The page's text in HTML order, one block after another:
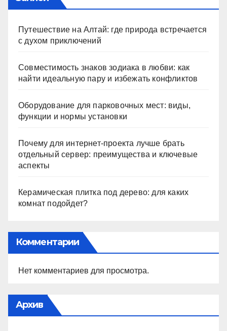
Путешествие на Алтай: где природа встречается
с духом приключений
Совместимость знаков зодиака в любви: как
найти идеальную пару и избежать конфликтов
Оборудование для парковочных мест: виды,
функции и нормы установки
Почему для интернет-проекта лучше брать
отдельный сервер: преимущества и ключевые
аспекты
Керамическая плитка под дерево: для каких
комнат подойдет?
Комментарии
Нет комментариев для просмотра.
Архив